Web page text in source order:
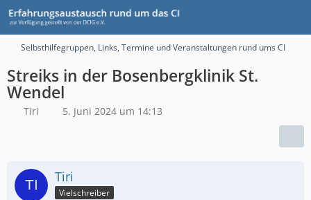
Selbsthilfegruppen, Links, Termine und Veranstaltungen rund ums CI
Streiks in der Bosenbergklinik St.
Wendel
Tiri 5. Juni 2024 um 14:13
Tiri
Vielschreiber